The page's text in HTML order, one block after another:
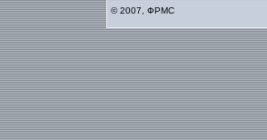
© 2007, ФРМС